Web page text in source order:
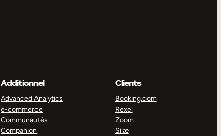
Additionnel
Advanced Analytics
e-commerce
Communautés
Companion
Clients
Booking.com
Rexel
Zoom
Silæ